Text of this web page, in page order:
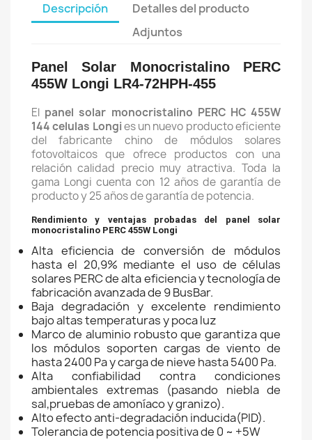
Descripción
Detalles del producto
Adjuntos
Panel Solar Monocristalino PERC
455W Longi LR4-72HPH-455
El panel solar monocristalino PERC HC 455W
144 celulas Longies un nuevo producto eficiente
del fabricante chino de módulos solares
fotovoltaicos que ofrece productos con una
relación calidad precio muy atractiva. Toda la
gama Longi cuenta con 12 años de garantía de
producto y 25 años de garantía de potencia.
Rendimiento y ventajas probadas del panel solar
monocristalino PERC 455W Longi
Alta eficiencia de conversión de módulos
hasta el 20,9% mediante el uso de células
solares PERC de alta eficiencia y tecnología de
fabricación avanzada de 9 BusBar.
Baja degradación y excelente rendimiento
bajo altas temperaturas y poca luz
Marco de aluminio robusto que garantiza que
los módulos soporten cargas de viento de
hasta 2400 Pa y carga de nieve hasta 5400 Pa.
Alta confiabilidad contra condiciones
ambientales extremas (pasando niebla de
sal,pruebas de amoníaco y granizo).
Alto efecto anti-degradación inducida(PID).
Tolerancia de potencia positiva de 0 ~ +5W